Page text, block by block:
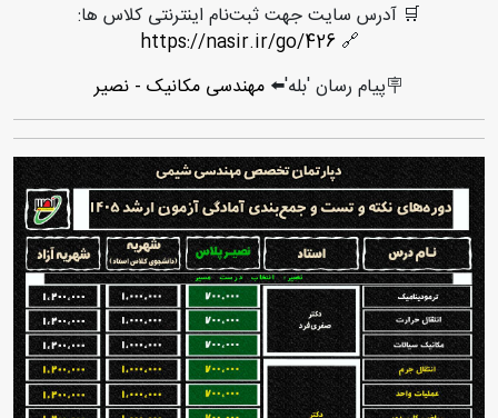
🛒 آدرس سایت جهت ثبت‌نام اینترنتی کلاس ها:
🔗
https://nasir.ir/go/426
🪧پیام رسان 'بله'⬅️
مهندسی مکانیک - نصیر